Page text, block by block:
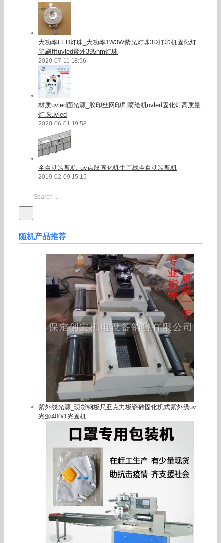
大功率LED灯珠_大功率1W3W紫光灯珠3D打印机固化灯
印刷用uvled紫外395nm灯珠
2020-07-11 18:56
材质uvled面光源_胶印丝网印刷喷绘机uvled固化灯高质量
灯珠uvled
2020-06-01 19:58
全自动装配机_uv点胶固化机生产线全自动装配机
2019-02-09 15:15
随机产品推荐
紫外线光源_现货钢板尺亚克力板瓷砖固化机式紫外线uv
光源400/1光固机